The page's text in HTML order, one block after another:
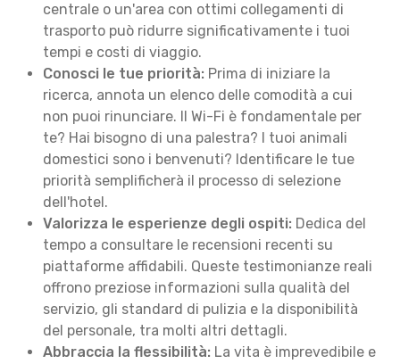
centrale o un'area con ottimi collegamenti di
trasporto può ridurre significativamente i tuoi
tempi e costi di viaggio.
Conosci le tue priorità: Prima di iniziare la
ricerca, annota un elenco delle comodità a cui
non puoi rinunciare. Il Wi-Fi è fondamentale per
te? Hai bisogno di una palestra? I tuoi animali
domestici sono i benvenuti? Identificare le tue
priorità semplificherà il processo di selezione
dell'hotel.
Valorizza le esperienze degli ospiti: Dedica del
tempo a consultare le recensioni recenti su
piattaforme affidabili. Queste testimonianze reali
offrono preziose informazioni sulla qualità del
servizio, gli standard di pulizia e la disponibilità
del personale, tra molti altri dettagli.
Abbraccia la flessibilità: La vita è imprevedibile e